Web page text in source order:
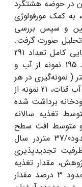
در حوضه هشتگرد
به کمک مورفولوژی
و سپس بررسی
تحلیل صورت گرفت.
در این پژوهش، در کل از تجزیه شیمیایی کامل تعداد 291
نمونه استفاده شده است. از این تعداد 195 نمونه از آب و
غیراشباع در عمق 30 تا 90 متر ( نمونه‌گیری در هر
مترعمق)، 10 نمونه از بارش، پنج نمونه از آب قنات، 21 نمونه از
دشت و 60 نمونه از آب 6 رودخانه برداشت شده
تغذیه سالانه
مکعب و متوسط افت سطح
آب زیرزمینی در یک دوره 7 ساله حدود37/0 متردر سال
تجدیدپذیری
مقدار تغذیه
طبیعی سفره از طریق بارش مستقیم حدود 3 درصد مقدار